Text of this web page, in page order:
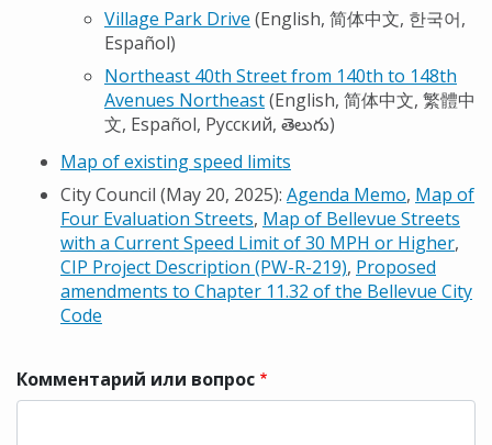
Village Park Drive (English, 简体中文, 한국어,
Español)
Northeast 40th Street from 140th to 148th
Avenues Northeast(English, 简体中文, 繁體中
文, Español, Русский, తెలుగు)
Map of existing speed limits
City Council (May 20, 2025): Agenda Memo, Map of
Four Evaluation Streets, Map of Bellevue Streets
with a Current Speed Limit of 30 MPH or Higher,
CIP Project Description (PW-R-219), Proposed
amendments to Chapter 11.32 of the Bellevue City
Code
Комментарий или вопрос